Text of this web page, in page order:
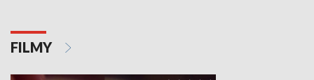
FILMY